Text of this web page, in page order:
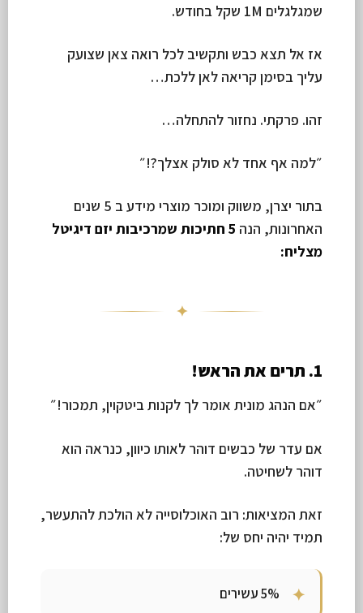
שמגלגלים 1M שקל בחודש.
אז אל תצא כבש ותקשיב לכל רואה צאן שצועק
עליך בסימן קריאה לאן ללכת…
זהו. פרקתי. נחזור להתחלה…
״למה אף אחד לא סולק אצלך?!״
בתור יצרן, משווק ומוכר מוצרי מידע ב 5 שנים
האחרונות, הנה
5 חתיכות שמרכיבות יזם דיגיטל
מצליח:
✦
1. תרים את הראש!
״אם הנהג מונית אומר לך לקנות ביטקוין, תמכור!״
אם עדר של כבשים דוהר לאותו כיוון, כנראה הוא
דוהר לשחיטה.
זאת המציאות: רוב האוכלוסייה לא הולכת להתעשר,
תמיד יהיה יחס של:
5% עשירים